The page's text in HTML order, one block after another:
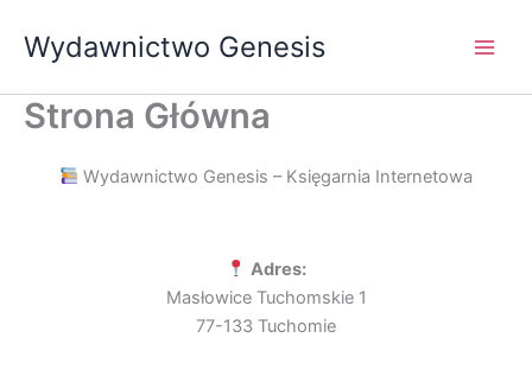
Wydawnictwo Genesis
Strona Główna
Wydawnictwo Genesis – Księgarnia Internetowa
Adres:
Masłowice Tuchomskie 1
77-133 Tuchomie